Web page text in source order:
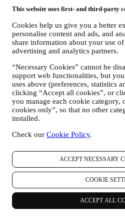
This website uses first- and third-party
Cookies help us give you a better
personalise content and ads, and
share information about your use
advertising and analytics partners.
“Necessary Cookies” cannot be
support web functionalities, but
uses above (preferences, statistics
clicking “Accept all cookies”, or
you manage each cookie category,
cookies only”, so that no other
installed.
Check our Cookie Policy.
ACCEPT NECESSARY
COOKIE
ACCEPT ALL
Occasionnellement, il se peut
contacter pour des raisons
Par exemple, pour vous
achat. Nous utiliserons
aux demandes que vous nous
notre site Web ou d’autres
se fonde sur l’exécution
commerce en ligne. Nous
fonction de notre intérêt
droits et libertés) pour vous
le cas où vous auriez ajouté
finaliser votre achat en ligne. Si
dans un certain délai, aucune
POUR VOUS INFORMER
LE CREUSET : Si vous y avez
vous abonnant à notre bulletin
créez un compte sur le site
communications publicitaires
sur les initiatives relatives au
du groupe et à ses affiliés et
selon vos préférences. Nous